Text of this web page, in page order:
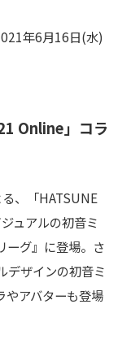
年6月16日(水)
Online」コラ
、「HATSUNE
ュアルの初音ミ
ーグ』に登場。さ
デザインの初音ミ
やアバターも登場